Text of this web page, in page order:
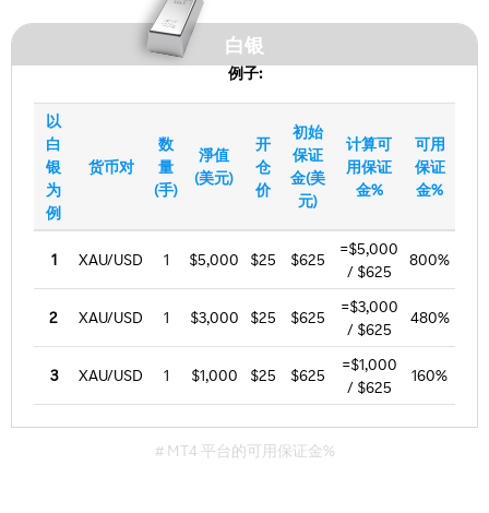
白银
例子:
以
白
银
为
例
货币对
数
量
(手)
淨值
(美元)
开
仓
价
初始
保证
金(美
元)
计算可
用保证
金%
可用
保证
金%
1 XAU/USD 1 $5,000 $25 $625
=$5,000
/ $625
800%
2 XAU/USD 1 $3,000 $25 $625
=$3,000
/ $625
480%
3 XAU/USD 1 $1,000 $25 $625
=$1,000
/ $625
160%
# MT4 平台的可用保证金%